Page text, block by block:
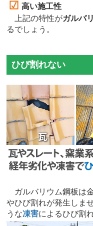
高い施工性
上記の特性がガルバ
るでしょう。
ひび割れない
ガルバリウム鋼板は
やひび割れが発生しま
うな凍害によるひび割